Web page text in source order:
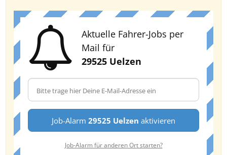
Aktuelle Fahrer-Jobs per
Mail für
29525 Uelzen
Job-Alarm 29525 Uelzen aktivieren
Job-Alarm für anderen Ort starten?